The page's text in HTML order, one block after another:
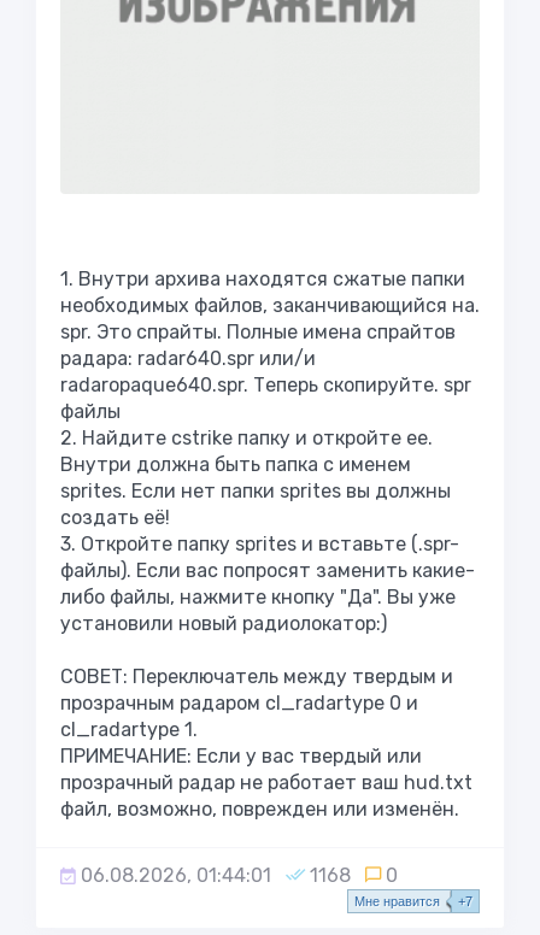
1. Внутри архива находятся сжатые папки
необходимых файлов, заканчивающийся на.
spr. Это спрайты. Полные имена спрайтов
радара: radar640.spr или/и
radaropaque640.spr. Теперь скопируйте. spr
файлы
2. Найдите cstrike папку и откройте ее.
Внутри должна быть папка с именем
sprites. Если нет папки sprites вы должны
создать её!
3. Откройте папку sprites и вставьте (.spr-
файлы). Если вас попросят заменить какие-
либо файлы, нажмите кнопку "Да". Вы уже
установили новый радиолокатор:)
СОВЕТ: Переключатель между твердым и
прозрачным радаром cl_radartype 0 и
cl_radartype 1.
ПРИМЕЧАНИЕ: Если у вас твердый или
прозрачный радар не работает ваш hud.txt
файл, возможно, поврежден или изменён.
06.08.2026, 01:44:01 1168 0
Mне нравится +7